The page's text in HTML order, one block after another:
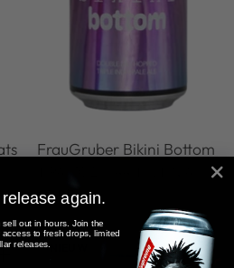
FrauGruber Bikini Bottom
€7,95again.
out in hours. Join the
to fresh drops, limited
releases.